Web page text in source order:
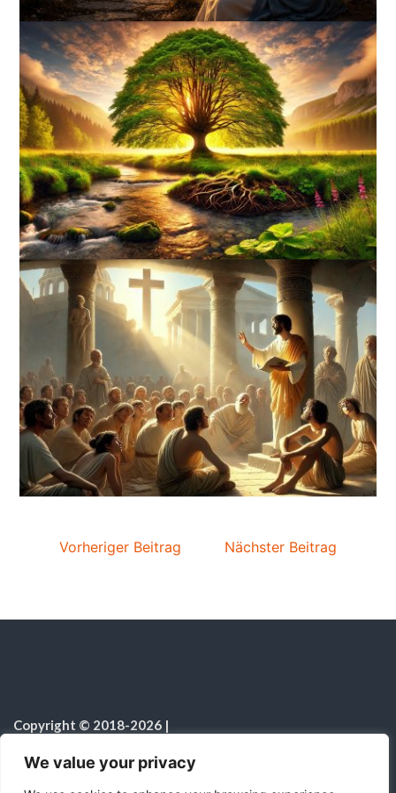
We value your privacy
Vorheriger Beitrag Nächster Beitrag
Copyright © 2018-2026 |
Alle Rechte vorbehalten|
Hinweis zur Nutzung von KI